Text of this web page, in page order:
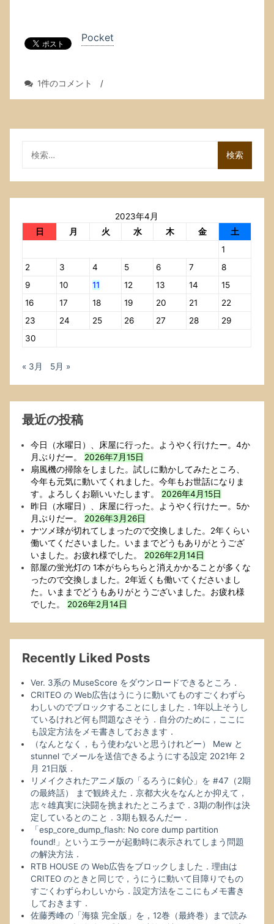
Pocket
CRITEO
告
う
う
て
も
い
ブ
ロ
ッ
す
る
こ
と
に
し
ま
し
た．
1
年
以
上
そ
う
い
け
れ
ど
何
も
問
題
な
さ
そ
う．
自
分
の
た
め
に，
こ
こ
に
1件のコメント /
索:
2023年4月
日
月 火 水 木 金
土
1
2
3 4 5 6 7
8
9
10 11 12 13 14
15
16
17 18 19 20 21
22
23
24 25 26 27 28
29
30
« 3月 5月 »
最近の投稿
今日（水曜日）、床屋に行った。ようやく行けたー。4か
月ぶりだー。
2026年7月15日
扇風機の掃除をしました。試しに動かしてみたところ、
今年も元気に動いてくれました。今年もお世話になりま
す。よろしくお願いいたします。
2026年4月15日
昨日（水曜日）、床屋に行った。ようやく行けたー。5か
月ぶりだー。
2026年3月26日
ナツメ球が切れてしまったので交換しました。2年くらい
働いてくださいました。いままでどうもありがとうござ
いました。お疲れ様でした。
2026年2月14日
部屋の蛍光灯の 1本がちらちらと消えかかることが多くな
ったので交換しました。2年近くも働いてくださいまし
た。いままでどうもありがとうございました。お疲れ様
でした。
2026年2月14日
Recently Liked Posts
Ver. 3系の MuseScore をダウンロードできるところ．
CRITEO の Web広告はうにうに動いてものすごくわずら
わしいのでブロックすることにしました．1年以上そうし
ているけれど何も問題なさそう．自分のために，ここに
も設定方法をメモ書きしておきます．
（なんとなく，もう使わないと思うけれどー） Mew と
stunnel でメールを送信できるようにする設定 2021年 2
月 21日版．
リメイクされたアニメ版の「るろうに剣心」を #47（2期
の最終話） まで観終えた．京都大火をなんとか抑えて，
志々雄真実に決闘を挑まれたところまで．3期の制作は決
定しているとのこと．3期も観るんだー．
「esp_core_dump_flash: No core dump partition
found!」というエラーが起動時に表示されてしまう問題
の解決方法．
RTB HOUSE の Web広告をブロックしました．理由は
CRITEO のときと同じで，うにうに動いて目障りでもの
すごくわずらわしいから．設定方法をここにもメモ書き
しておきます．
佐藤秀峰の「海猿 完全版」を，12巻（最終巻）まで読み